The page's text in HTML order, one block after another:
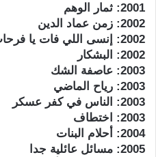
2001: ثمار الوهم
2002: زمن عماد الدين
2002: إنسى اللي فات يا فرحات
2002: البشكار
2003: عاصفة الشك
2003: رياح الماضي
2003: الناس في كفر عسكر
2003: اختطاف
2004: أحلام البنات
2005: مسائل عائلية جدا